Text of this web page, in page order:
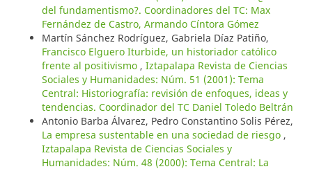
del fundamentismo?. Coordinadores del TC: Max
Fernández de Castro, Armando Cíntora Gómez
Martín Sánchez Rodríguez, Gabriela Díaz Patiño,
Francisco Elguero Iturbide, un historiador católico
frente al positivismo , Iztapalapa Revista de Ciencias
Sociales y Humanidades: Núm. 51 (2001): Tema
Central: Historiografía: revisión de enfoques, ideas y
tendencias. Coordinador del TC Daniel Toledo Beltrán
Antonio Barba Álvarez, Pedro Constantino Solis Pérez,
La empresa sustentable en una sociedad de riesgo ,
Iztapalapa Revista de Ciencias Sociales y
Humanidades: Núm. 48 (2000): Tema Central: La